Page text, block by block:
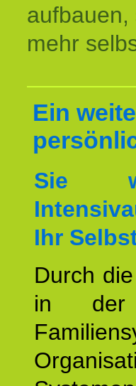
mehr
Ein
Sie
Ihr
Durch
in der